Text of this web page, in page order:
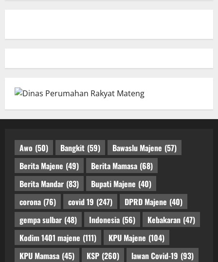
Awo (50) Bangkit (59) Bawaslu Majene (57)
Berita Majene (49) Berita Mamasa (68)
Berita Mandar (83) Bupati Majene (40)
corona (76) covid 19 (247) DPRD Majene (40)
gempa sulbar (48) Indonesia (56) Kebakaran (47)
Kodim 1401 majene (111) KPU Majene (104)
KPU Mamasa (45) KSP (260) lawan Covid-19 (93)